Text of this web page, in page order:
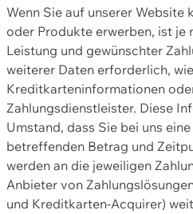
Wenn Sie auf unserer
oder Produkte erwerben, ist je
Leistung und gewünschter
weiterer Daten erforderlich,
Kreditkarteninformationen
Zahlungsdienstleister. Diese
Umstand, dass Sie bei uns
betreffenden Betrag und
werden an die jeweiligen
Anbieter von
und Kreditkarten-Acquirer)